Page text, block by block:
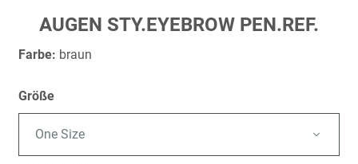
Anfang
der
AUGEN STY.EYEBROW PEN.REF.
Farbe: braun
Größe
One Size